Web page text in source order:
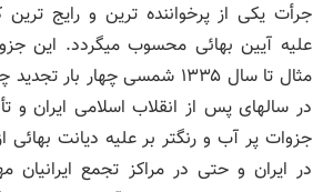
جرأت یکی از پرخواننده ترین و رایج
علیه آیین بهائی محسوب میگردد. این جزوه
مثال تا سال ۱۳۳۵ شمسی چهار
در سالهای پس از انقلاب اسلامی ایران و
جزوات پر آب و رنگتر بر علیه دیانت
در ایران و حتی در مراکز تجمع ایرانیان